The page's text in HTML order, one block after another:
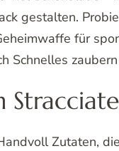
gestalten.
für
Schnelles
Zutaten,